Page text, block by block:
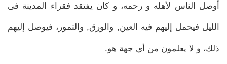
أوصل الناس لأهله و رحمه، و كان يفتقد فقراء المدينة فى
الليل فيحمل إليهم فيه العين, والورق, والتمور، فيوصل إليهم
ذلك، و لا يعلمون من أي جهة هو.